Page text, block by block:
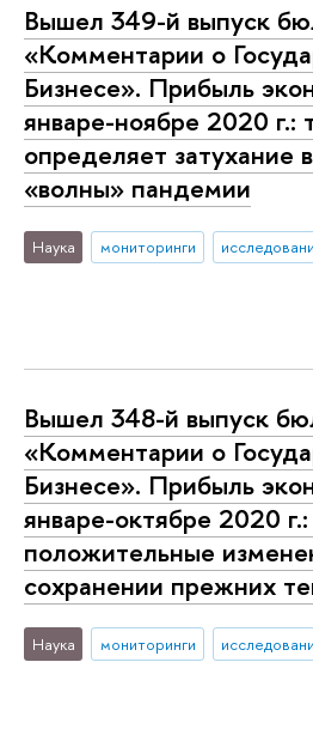
Вышел 349-й выпуск
«Комментарии о
Бизнесе». Прибыль
январе-ноябре 2020 г.:
определяет затухание
«волны» пандемии
Наука мониторинги
Вышел 348-й выпуск
«Комментарии о
Бизнесе». Прибыль
январе-октябре 2020
положительные
сохранении прежних
Наука мониторинги